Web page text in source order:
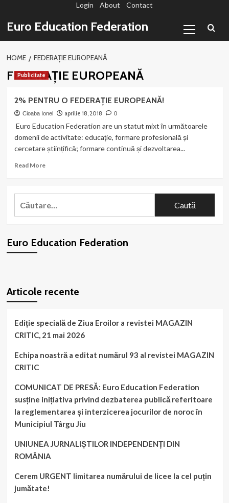
conținut
Login About Contact
Euro Education Federation
Menu
HOME FEDERAȚIE EUROPEANĂ
FEDERAȚIE EUROPEANĂ
Publicitate
2% PENTRU O FEDERAȚIE EUROPEANĂ!
Cioaba Ionel aprilie 18, 2018 0
Euro Education Federation are un statut mixt în următoarele
domenii de activitate: educație, formare profesională și
cercetare științifică; formare continuă și dezvoltarea...
Read MoreRead
2%
PENTRU
Caută
Euro Education Federation
Articole recente
Ediție specială de Ziua Eroilor a revistei MAGAZIN
CRITIC, 21 mai 2026
Echipa noastră a editat numărul 93 al revistei MAGAZIN
CRITIC
COMUNICAT DE PRESĂ: Euro Education Federation
susține inițiativa privind dezbaterea publică referitoare
la reglementarea și interzicerea jocurilor de noroc în
Municipiul Târgu Jiu
UNIUNEA JURNALIȘTILOR INDEPENDENȚI DIN
ROMÂNIA
Cerem URGENT limitarea numărului de licee la cel puțin
jumătate!